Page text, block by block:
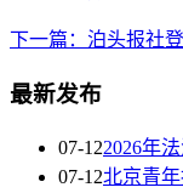
下一篇：泊头报社
最新发布
07-122026年
07-12北京青